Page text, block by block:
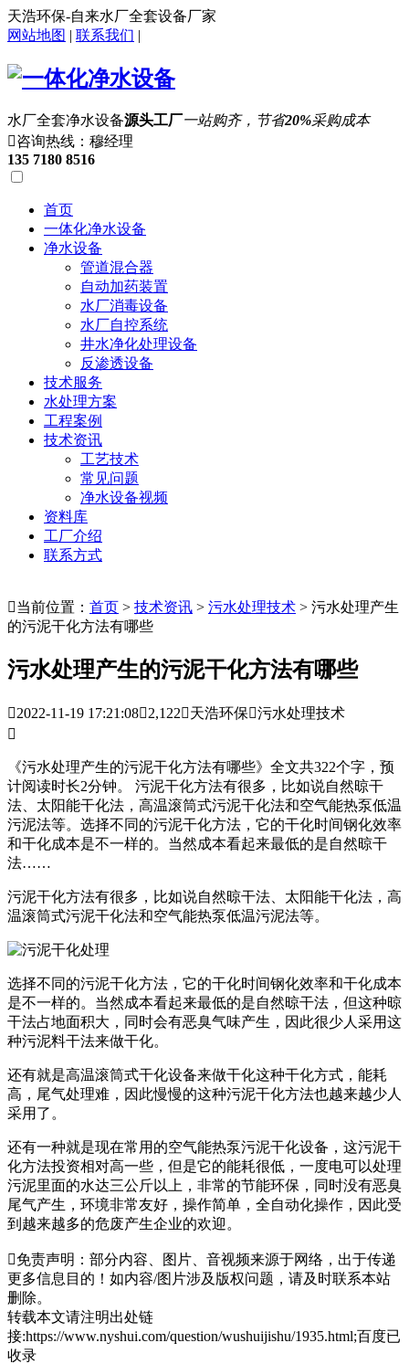
天浩环保-自来水厂全套设备厂家
网站地图 | 联系我们 |
水厂全套净水设备源头工厂一站购齐，节省20%采购成本
咨询热线：穆经理
135 7180 8516
首页
一体化净水设备
净水设备
管道混合器
自动加药装置
水厂消毒设备
水厂自控系统
井水净化处理设备
反渗透设备
技术服务
水处理方案
工程案例
技术资讯
工艺技术
常见问题
净水设备视频
资料库
工厂介绍
联系方式
当前位置： 首页 > 技术资讯 > 污水处理技术 > 污水处理产生
的污泥干化方法有哪些
污水处理产生的污泥干化方法有哪些
2022-11-19 17:21:082,122天浩环保污水处理技术

《污水处理产生的污泥干化方法有哪些》全文共322个字，预
计阅读时长2分钟。 污泥干化方法有很多，比如说自然晾干
法、太阳能干化法，高温滚筒式污泥干化法和空气能热泵低温
污泥法等。选择不同的污泥干化方法，它的干化时间钢化效率
和干化成本是不一样的。当然成本看起来最低的是自然晾干
法……
污泥干化方法有很多，比如说自然晾干法、太阳能干化法，高
温滚筒式污泥干化法和空气能热泵低温污泥法等。
选择不同的污泥干化方法，它的干化时间钢化效率和干化成本
是不一样的。当然成本看起来最低的是自然晾干法，但这种晾
干法占地面积大，同时会有恶臭气味产生，因此很少人采用这
种污泥料干法来做干化。
还有就是高温滚筒式干化设备来做干化这种干化方式，能耗
高，尾气处理难，因此慢慢的这种污泥干化方法也越来越少人
采用了。
还有一种就是现在常用的空气能热泵污泥干化设备，这污泥干
化方法投资相对高一些，但是它的能耗很低，一度电可以处理
污泥里面的水达三公斤以上，非常的节能环保，同时没有恶臭
尾气产生，环境非常友好，操作简单，全自动化操作，因此受
到越来越多的危废产生企业的欢迎。
免责声明：部分内容、图片、音视频来源于网络，出于传递
更多信息目的！如内容/图片涉及版权问题，请及时联系本站
删除。
转载本文请注明出处链
接:https://www.nyshui.com/question/wushuijishu/1935.html;百度已
收录